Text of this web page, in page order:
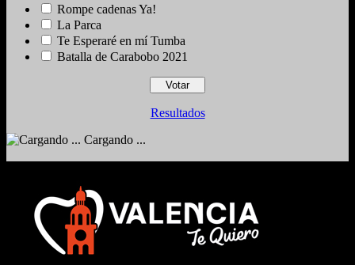
Rompe cadenas Ya!
La Parca
Te Esperaré en mí Tumba
Batalla de Carabobo 2021
Resultados
Cargando ...